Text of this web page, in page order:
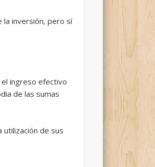
la inversión, pero sí
ingreso efectivo
de las sumas
de sus